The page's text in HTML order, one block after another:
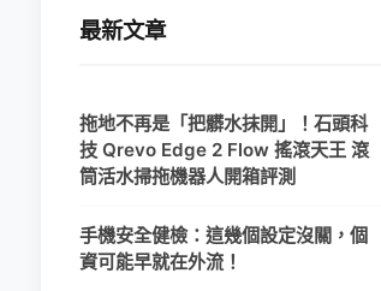
最新文章
拖地不再是「把髒水抹開」！石頭科
技 Qrevo Edge 2 Flow 搖滾天王 滾
筒活水掃拖機器人開箱評測
手機安全健檢：這幾個設定沒關，個
資可能早就在外流！